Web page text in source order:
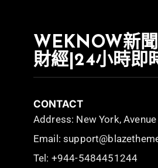
WEKNOW新
財經|24小時即
CONTACT
Address: New York,
Email:
Tel: +944-5484451244